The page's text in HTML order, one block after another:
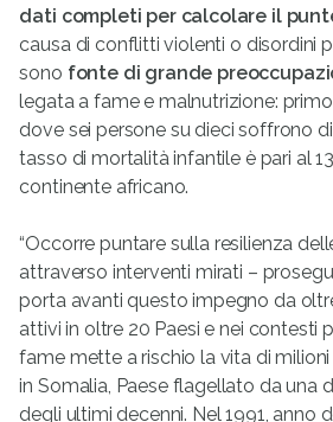
dati completi per calcolare il
causa di conflitti violenti o disordini
sono fonte di grande
legata a fame e malnutrizione:
dove sei persone su dieci soffrono
tasso di mortalità infantile è pari al
continente africano.
“Occorre puntare sulla resilienza
attraverso interventi mirati –
porta avanti questo impegno da
attivi in oltre 20 Paesi e nei contesti
fame mette a rischio la vita di
in Somalia, Paese flagellato da una
degli ultimi decenni. Nel 1991, anno